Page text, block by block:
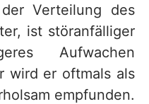
Verteilung des
ist störanfälliger
Aufwachen
wird er oftmals als
empfunden.